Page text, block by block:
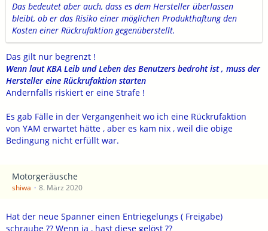
Das bedeutet aber auch, dass es dem Hersteller überlassen
bleibt, ob er das Risiko einer möglichen Produkthaftung den
Kosten einer Rückrufaktion gegenüberstellt.
Das gilt nur begrenzt !
Wenn laut KBA Leib und Leben des Benutzers bedroht ist , muss der
Hersteller eine Rückrufaktion starten
Andernfalls riskiert er eine Strafe !
Es gab Fälle in der Vergangenheit wo ich eine Rückrufaktion
von YAM erwartet hätte , aber es kam nix , weil die obige
Bedingung nicht erfüllt war.
Motorgeräusche
shiwa 8. März 2020
Hat der neue Spanner einen Entriegelungs ( Freigabe)
schraube ?? Wenn ja , hast diese gelöst ??